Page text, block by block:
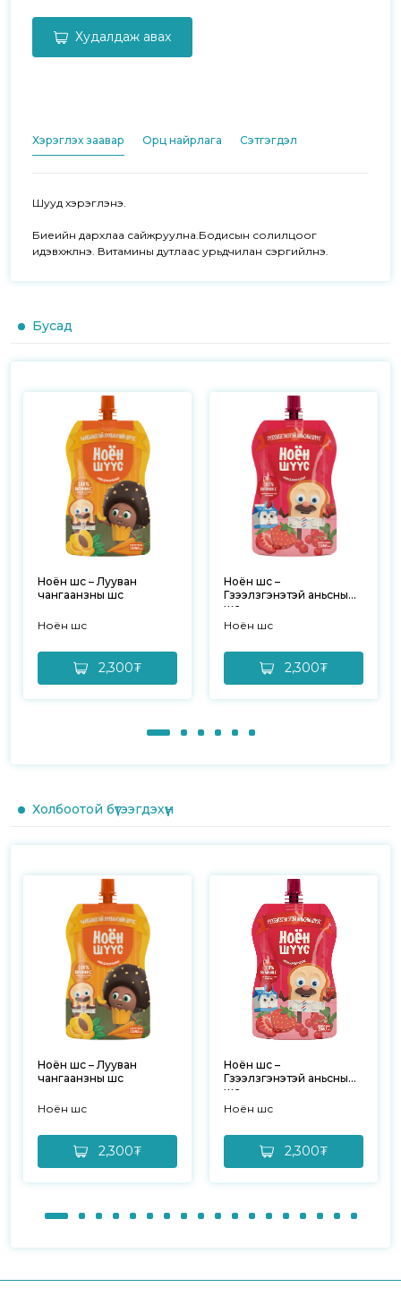
Худалдаж авах
Хэрэглэх заавар Орц найрлага Сэтгэгдэл
Шууд хэрэглэнэ.
Биеийн дархлаа сайжруулна.Бодисын солилцоог
идэвхжүүлнэ. Витамины дутлаас урьдчилан сэргийлнэ.
Бусад
Ноён шүүс – Лууван
чангаанзны шүүс
Ноён шүүс
2,300₮
Ноён шүүс –
Гүзээлзгэнэтэй аньсны
шүүс
Ноён шүүс
2,300₮
Холбоотой бүтээгдэхүүн
Ноён шүүс – Лууван
чангаанзны шүүс
Ноён шүүс
2,300₮
Ноён шүүс –
Гүзээлзгэнэтэй аньсны
шүүс
Ноён шүүс
2,300₮